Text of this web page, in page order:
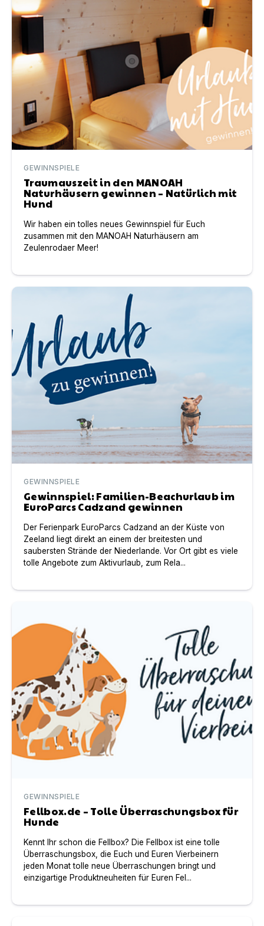
GEWINNSPIELE
Traumauszeit in den MANOAH
Naturhäusern gewinnen – Natürlich mit
Hund
Wir haben ein tolles neues Gewinnspiel für Euch
zusammen mit den MANOAH Naturhäusern am
Zeulenrodaer Meer!
Gewinnspiel: Familien-Beachurlaub im EuroParcs
GEWINNSPIELE
Gewinnspiel: Familien-Beachurlaub im
EuroParcs Cadzand gewinnen
Der Ferienpark EuroParcs Cadzand an der Küste von
Zeeland liegt direkt an einem der breitesten und
saubersten Strände der Niederlande. Vor Ort gibt es viele
tolle Angebote zum Aktivurlaub, zum Rela...
GEWINNSPIELE
Fellbox.de – Tolle Überraschungsbox für
Hunde
Kennt Ihr schon die Fellbox? Die Fellbox ist eine tolle
Überraschungsbox, die Euch und Euren Vierbeinern
jeden Monat tolle neue Überraschungen bringt und
einzigartige Produktneuheiten für Euren Fel...